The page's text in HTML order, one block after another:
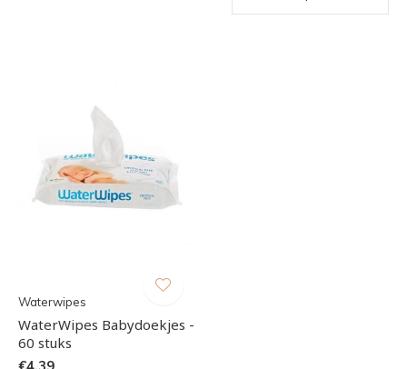
Waterwipes
WaterWipes Babydoekjes -
60 stuks